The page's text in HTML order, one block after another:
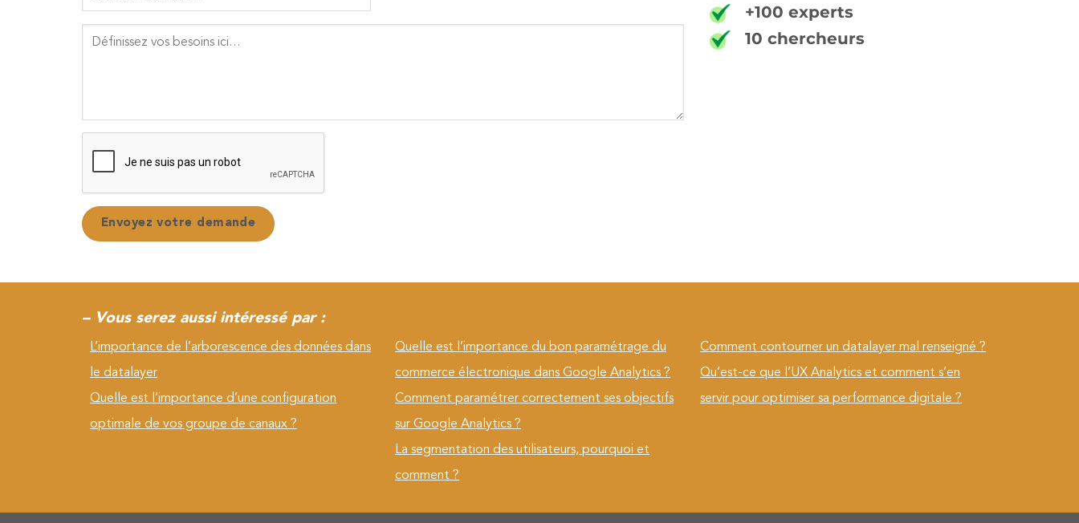
+100 experts
10 chercheurs
– Vous serez aussi intéressé par :
L’importance de l’arborescence des données dans
le datalayer
Quelle est l’importance d’une configuration
optimale de vos groupe de canaux ?
Quelle est l’importance du bon paramétrage du
commerce électronique dans Google Analytics ?
Comment paramétrer correctement ses objectifs
sur Google Analytics ?
La segmentation des utilisateurs, pourquoi et
comment ?
Comment contourner un datalayer mal renseigné ?
Qu’est-ce que l’UX Analytics et comment s’en
servir pour optimiser sa performance digitale ?